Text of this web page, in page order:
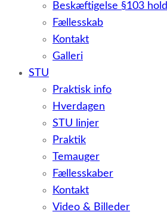
Beskæftigelse §103 hold
Fællesskab
Kontakt
Galleri
STU
Praktisk info
Hverdagen
STU linjer
Praktik
Temauger
Fællesskaber
Kontakt
Video & Billeder